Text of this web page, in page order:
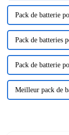
Pack de batterie
Pack de batteries
Pack de batterie
Meilleur pack de